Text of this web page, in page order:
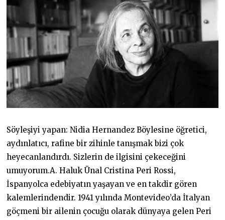
2
5
Söyleşiyi yapan: Nidia Hernandez Böylesine öğretici,
aydınlatıcı, rafine bir zihinle tanışmak bizi çok
heyecanlandırdı. Sizlerin de ilgisini çekeceğini
umuyorum.A. Haluk Ünal Cristina Peri Rossi,
İspanyolca edebiyatın yaşayan ve en takdir gören
kalemlerindendir. 1941 yılında Montevideo’da İtalyan
göçmeni bir ailenin çocuğu olarak dünyaya gelen Peri